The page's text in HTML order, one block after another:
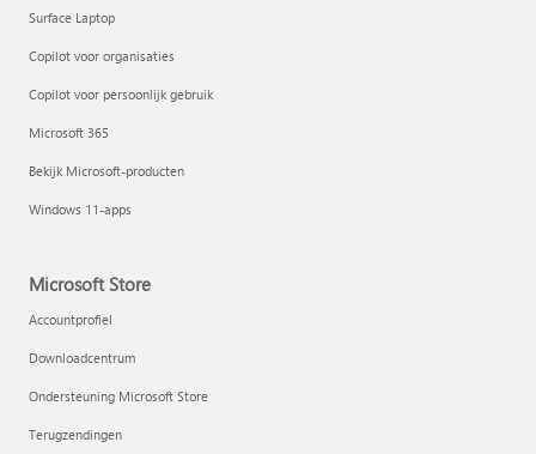
Surface Laptop
Copilot voor organisaties
Copilot voor persoonlijk gebruik
Microsoft 365
Bekijk Microsoft-producten
Windows 11-apps
Microsoft Store
Accountprofiel
Downloadcentrum
Ondersteuning Microsoft Store
Terugzendingen